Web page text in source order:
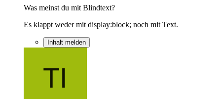
Was meinst du mit Blindtext?
Es klappt weder mit display:block; noch mit Text.
Inhalt melden